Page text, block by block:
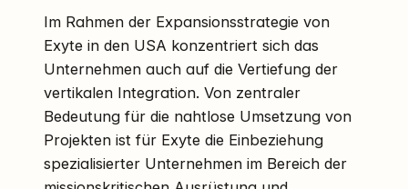
Im Rahmen der Expansionsstrategie von
Exyte in den USA konzentriert sich das
Unternehmen auch auf die Vertiefung der
vertikalen Integration. Von zentraler
Bedeutung für die nahtlose Umsetzung von
Projekten ist für Exyte die Einbeziehung
spezialisierter Unternehmen im Bereich der